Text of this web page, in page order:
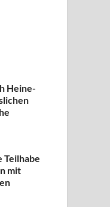
Heine-
Teilhabe
mit